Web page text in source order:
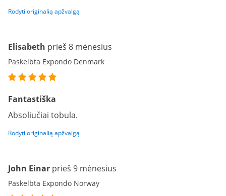
Rodyti originalią apžvalgą
Elisabeth prieš 8 mėnesius
Paskelbta Expondo Denmark
Fantastiška
Absoliučiai tobula.
Rodyti originalią apžvalgą
John Einar prieš 9 mėnesius
Paskelbta Expondo Norway